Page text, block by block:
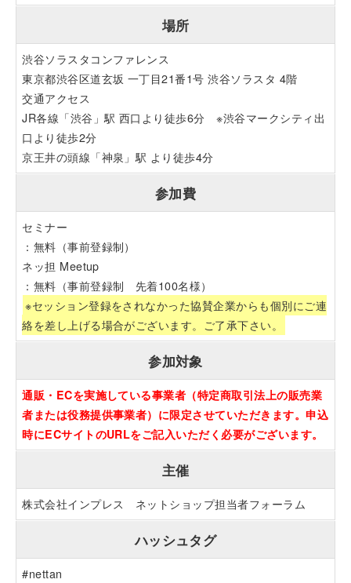
場所
渋谷ソラスタコンファレンス
東京都渋谷区道玄坂 一丁目21番1号 渋谷ソラスタ 4階
交通アクセス
JR各線「渋谷」駅 西口より徒歩6分 ※渋谷マークシティ出
口より徒歩2分
京王井の頭線「神泉」駅 より徒歩4分
参加費
セミナー
：無料（事前登録制）
ネッ担 Meetup
：無料（事前登録制 先着100名様）
※セッション登録をされなかった協賛企業からも個別にご連
絡を差し上げる場合がございます。ご了承下さい。
参加対象
通販・ECを実施している事業者（特定商取引法上の販売業
者または役務提供事業者）に限定させていただきます。申込
時にECサイトのURLをご記入いただく必要がございます。
主催
株式会社インプレス ネットショップ担当者フォーラム
ハッシュタグ
#nettan